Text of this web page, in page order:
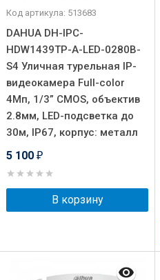
Код артикула: 513683
DAHUA DH-IPC-
HDW1439TP-A-LED-0280B-
S4 Уличная турельная IP-
видеокамера Full-color
4Мп, 1/3” CMOS, объектив
2.8мм, LED-подсветка до
30м, IP67, корпус: металл
5 100 ₽
В корзину